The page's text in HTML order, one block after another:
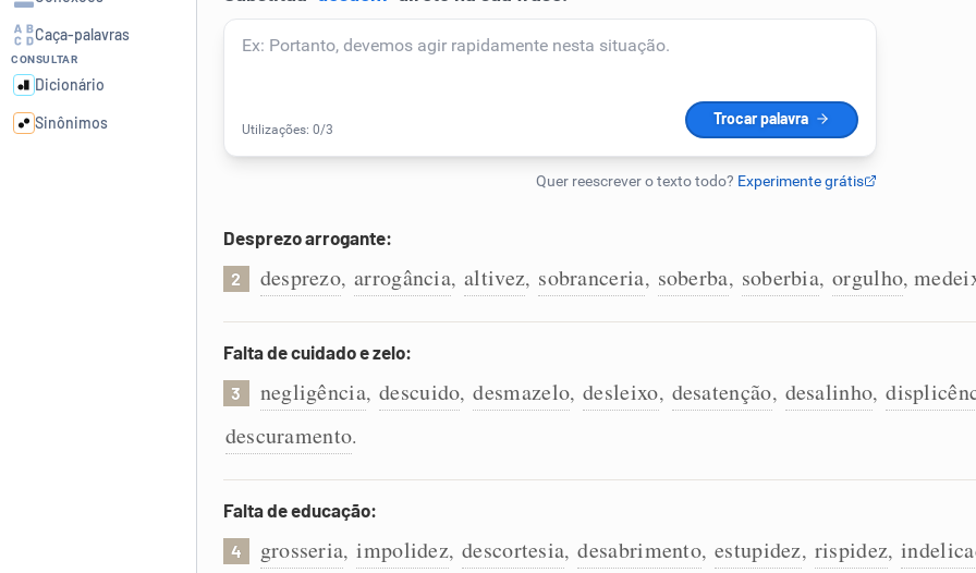
Detector de IA
Humanizador de IA
Caça-palavras
CONSULTAR
Dicionário
Sinônimos
Desprezo arrogante:
2 desprezo, arrogância, altivez, sobranceria, soberba, soberbia, orgulho,
Falta de cuidado e zelo:
3 negligência, descuido, desmazelo, desleixo, desatenção, desalinho,
descuramento.
Falta de educação:
4 grosseria, impolidez, descortesia, desabrimento, estupidez, rispidez,